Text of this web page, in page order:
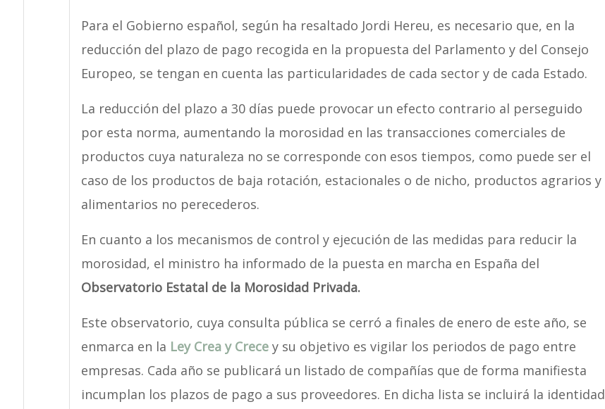
Para el Gobierno español, según ha resaltado Jordi Hereu, es necesario que, en la
reducción del plazo de pago recogida en la propuesta del Parlamento y del Consejo
Europeo, se tengan en cuenta las particularidades de cada sector y de cada Estado.
La reducción del plazo a 30 días puede provocar un efecto contrario al perseguido
por esta norma, aumentando la morosidad en las transacciones comerciales de
productos cuya naturaleza no se corresponde con esos tiempos, como puede ser el
caso de los productos de baja rotación, estacionales o de nicho, productos agrarios y
alimentarios no perecederos.
En cuanto a los mecanismos de control y ejecución de las medidas para reducir la
morosidad, el ministro ha informado de la puesta en marcha en España del
Observatorio Estatal de la Morosidad Privada.
Este observatorio, cuya consulta pública se cerró a finales de enero de este año, se
enmarca en la Ley Crea y Crecey su objetivo es vigilar los periodos de pago entre
empresas. Cada año se publicará un listado de compañías que de forma manifiesta
incumplan los plazos de pago a sus proveedores. En dicha lista se incluirá la identidad